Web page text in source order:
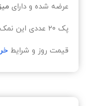
عرضه شده و دارای
پک ۲۰ عددی این نمک انتخابی اقتصادی و کاربردی برای خانواده‌های پرمصرف، فروشگاه‌ها، سوپرمارکت‌ها، عمده‌فروشی‌ها، رستوران‌ها و سایر مراکز پخش و مصرف است.
قیمت روز و شرایط